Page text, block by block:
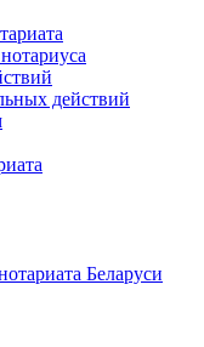
действий
Беларуси